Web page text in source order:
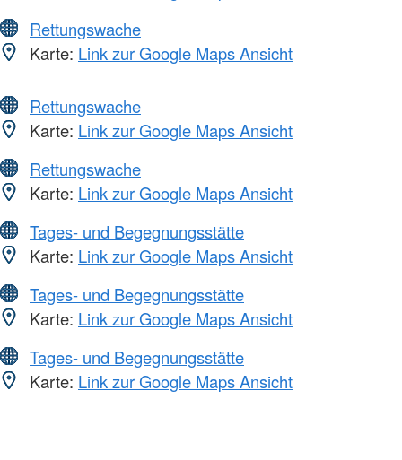
Rettungswache
Karte: Link zur Google Maps Ansicht
Rettungswache
Karte: Link zur Google Maps Ansicht
Rettungswache
Karte: Link zur Google Maps Ansicht
Tages- und Begegnungsstätte
Karte: Link zur Google Maps Ansicht
Tages- und Begegnungsstätte
Karte: Link zur Google Maps Ansicht
Tages- und Begegnungsstätte
Karte: Link zur Google Maps Ansicht